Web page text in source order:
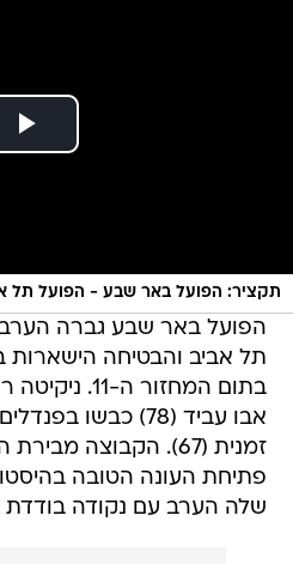
תקציר: הפועל באר שבע - הפועל תל
תל אביב והבטיחה הישארות
אבו עביד (78) כבשו
זמנית (67). הקבוצה
פתיחת העונה הטובה
שלה הערב עם נקודה בודדת מ-12